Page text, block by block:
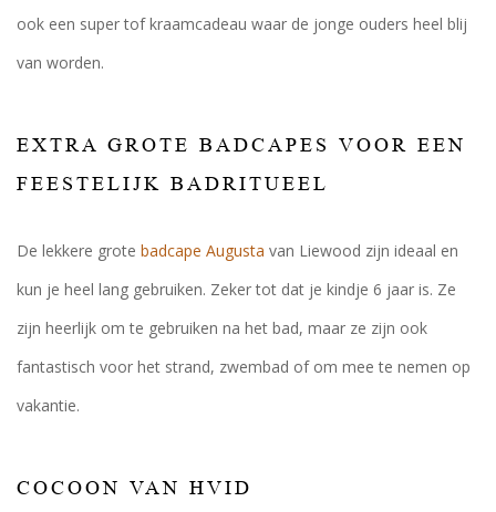
ook een super tof kraamcadeau waar de jonge ouders heel blij
van worden.
EXTRA GROTE BADCAPES VOOR EEN
FEESTELIJK BADRITUEEL
De lekkere grote badcape Augusta van Liewood zijn ideaal en
kun je heel lang gebruiken. Zeker tot dat je kindje 6 jaar is. Ze
zijn heerlijk om te gebruiken na het bad, maar ze zijn ook
fantastisch voor het strand, zwembad of om mee te nemen op
vakantie.
COCOON VAN HVID